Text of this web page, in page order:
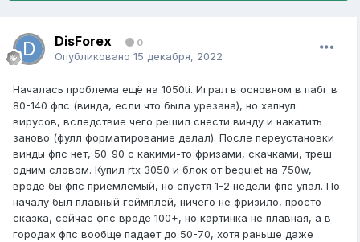
DisForex 0
Опубликовано 15 декабря, 2022
Началась проблема ещё на 1050ti. Играл в основном в пабг в
80-140 фпс (винда, если что была урезана), но хапнул
вирусов, вследствие чего решил снести винду и накатить
заново (фулл форматирование делал). После переустановки
винды фпс нет, 50-90 с какими-то фризами, скачками, треш
одним словом. Купил rtx 3050 и блок от bequiet на 750w,
вроде бы фпс приемлемый, но спустя 1-2 недели фпс упал. По
началу был плавный геймплей, ничего не фризило, просто
сказка, сейчас фпс вроде 100+, но картинка не плавная, а в
городах фпс вообще падает до 50-70, хотя раньше даже